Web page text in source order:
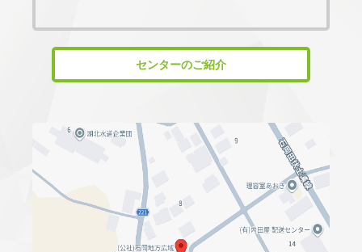
センターのご紹介